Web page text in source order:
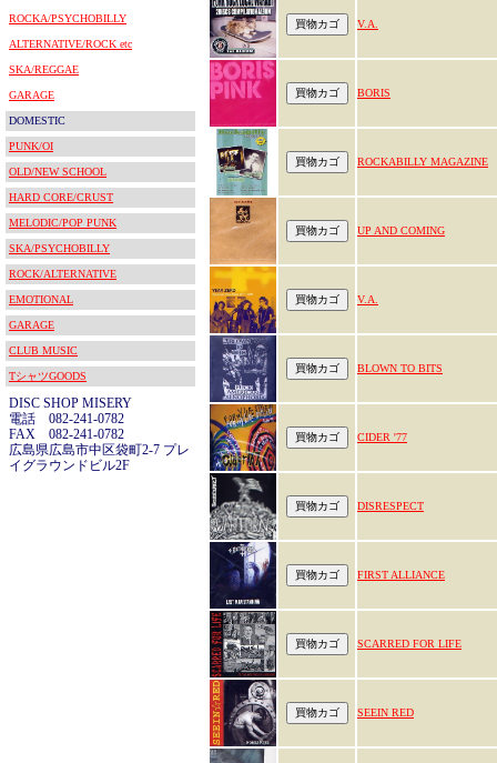
ROCKA/PSYCHOBILLY
ALTERNATIVE/ROCK etc
SKA/REGGAE
GARAGE
DOMESTIC
PUNK/OI
OLD/NEW SCHOOL
HARD CORE/CRUST
MELODIC/POP PUNK
SKA/PSYCHOBILLY
ROCK/ALTERNATIVE
EMOTIONAL
GARAGE
CLUB MUSIC
TシャツGOODS
DISC SHOP MISERY
電話 082-241-0782
FAX 082-241-0782
広島県広島市中区袋町2-7 プレ
イグラウンドビル2F
V.A.
BORIS
ROCKABILLY MAGAZINE
UP AND COMING
V.A.
BLOWN TO BITS
CIDER '77
DISRESPECT
FIRST ALLIANCE
SCARRED FOR LIFE
SEEIN RED